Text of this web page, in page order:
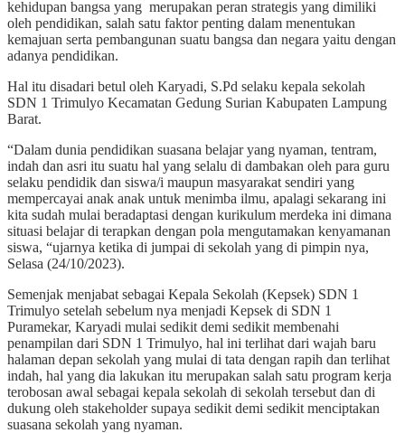
kehidupan bangsa yang merupakan peran strategis yang dimiliki
oleh pendidikan, salah satu faktor penting dalam menentukan
kemajuan serta pembangunan suatu bangsa dan negara yaitu dengan
adanya pendidikan.
Hal itu disadari betul oleh Karyadi, S.Pd selaku kepala sekolah
SDN 1 Trimulyo Kecamatan Gedung Surian Kabupaten Lampung
Barat.
“Dalam dunia pendidikan suasana belajar yang nyaman, tentram,
indah dan asri itu suatu hal yang selalu di dambakan oleh para guru
selaku pendidik dan siswa/i maupun masyarakat sendiri yang
mempercayai anak anak untuk menimba ilmu, apalagi sekarang ini
kita sudah mulai beradaptasi dengan kurikulum merdeka ini dimana
situasi belajar di terapkan dengan pola mengutamakan kenyamanan
siswa, “ujarnya ketika di jumpai di sekolah yang di pimpin nya,
Selasa (24/10/2023).
Semenjak menjabat sebagai Kepala Sekolah (Kepsek) SDN 1
Trimulyo setelah sebelum nya menjadi Kepsek di SDN 1
Puramekar, Karyadi mulai sedikit demi sedikit membenahi
penampilan dari SDN 1 Trimulyo, hal ini terlihat dari wajah baru
halaman depan sekolah yang mulai di tata dengan rapih dan terlihat
indah, hal yang dia lakukan itu merupakan salah satu program kerja
terobosan awal sebagai kepala sekolah di sekolah tersebut dan di
dukung oleh stakeholder supaya sedikit demi sedikit menciptakan
suasana sekolah yang nyaman.